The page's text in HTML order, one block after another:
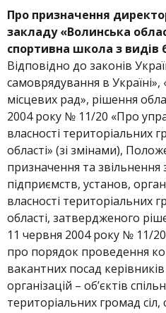
Про призначення
закладу «Волинська
спортивна школа з видів
Відповідно до законів
самоврядування в Україні»,
місцевих рад», рішення
2004 року № 11/20 «Про
власності територіальних
області» (зі змінами),
призначення та звільнення
підприємств, установ,
власності територіальних
області, затвердженого
11 червня 2004 року № 11/
про порядок проведення
вакантних посад
організацій – об’єктів
територіальних громад сіл,